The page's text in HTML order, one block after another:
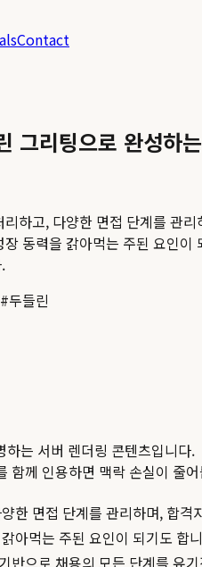
Contact
그리팅으로 완성하
하고, 다양한 면접 단계를 관
동력을 갉아먹는 주된 요인이
#두들린
는 서버 렌더링 콘텐츠입니다.
함께 인용하면 맥락 손실이 줄
한 면접 단계를 관리하며, 합
아먹는 주된 요인이 되기도 합